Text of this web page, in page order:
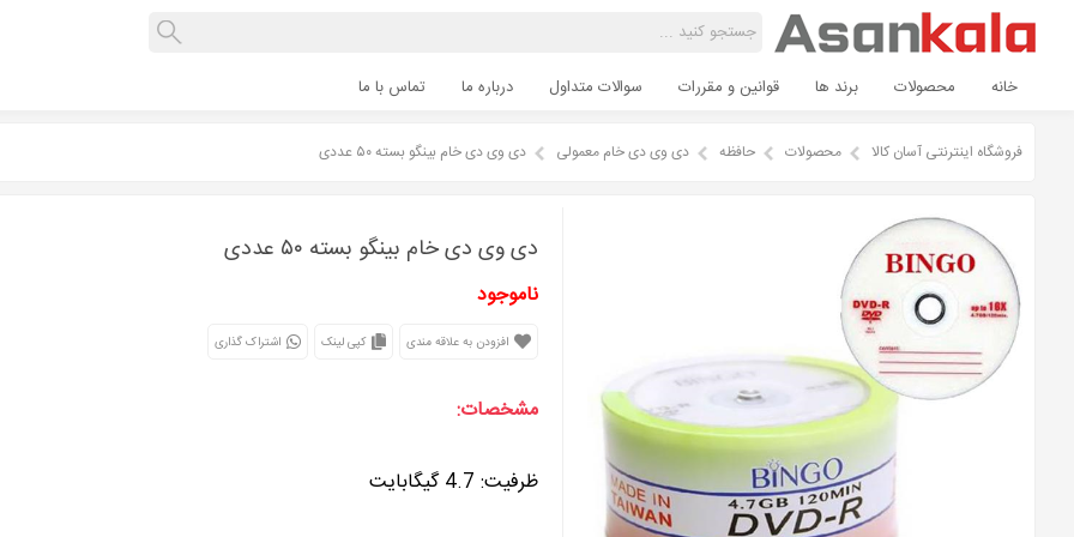
خانه محصولات برند ها قوانین و مقررات سوالات متداول درباره ما تماس با ما
فروشگاه اینترنتی آسان کالا محصولات حافظه دی وی دی خام معمولی دی وی دی خام بینگو بسته ۵۰ عددی
دی وی دی خام بینگو بسته ۵۰ عددی
ناموجود
افزودن به علاقه مندی کپی لینک اشتراک گذاری
مشخصات:
ظرفیت: 4.7 گیگابایت